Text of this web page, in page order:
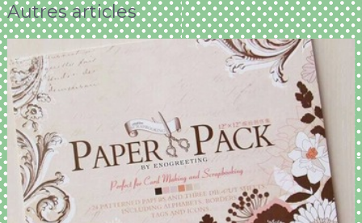
Autres articles